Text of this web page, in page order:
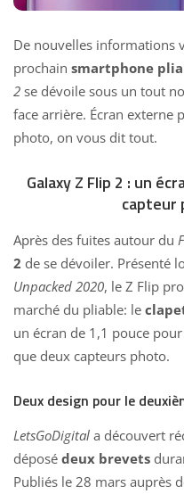
De nouvelles informations
prochain smartphone
2 se dévoile sous un tout
face arrière. Écran externe
photo, on vous dit tout.
Galaxy Z Flip 2 : un
capteur
Après des fuites autour du
2 de se dévoiler. Présenté
Unpacked 2020, le Z Flip
marché du pliable: le
un écran de 1,1 pouce
que deux capteurs photo.
Deux design pour le
LetsGoDigital a découvert
déposé deux brevets
Publiés le 28 mars auprès